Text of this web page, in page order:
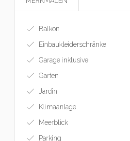
Balkon
Einbaukleiderschränke
Garage inklusive
Garten
Jardin
Klimaanlage
Meerblick
Parking